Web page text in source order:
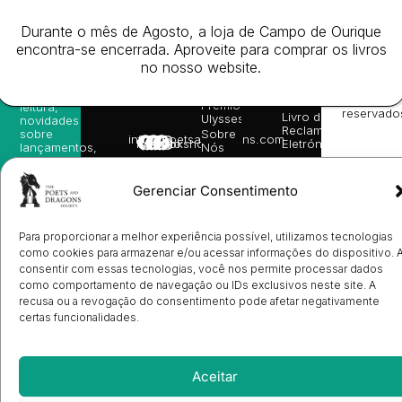
Gerenciar Consentimento
Para proporcionar a melhor experiência possível, utilizamos tecnologias
como cookies para armazenar e/ou acessar informações do dispositivo.
consentir com essas tecnologias, você nos permite processar dados
como comportamento de navegação ou IDs exclusivos neste site. A
recusa ou a revogação do consentimento pode afetar negativamente
certas funcionalidades.
Aceitar
info@poetsandragons.com
Infantil
Adulto
Bookshop
Books
in
English
Autores
Prémio
Ulysses
Sobre
Nós
Contactos
Manuscritos
Ilustradores
Registo
Livrarias
Política de
privacidade
Política
Livro de
Reclamações
Eletrónico
e
receba
as
leitura,
novidades
sobre
lançamentos,
vantagens
exclusivas
e
avisos
e-mail.
Subscrever
Labs
©
2026
Durante o mês de Agosto, a loja de Campo de Ourique
encontra-se encerrada. Aproveite para comprar os livros
no nosso website.